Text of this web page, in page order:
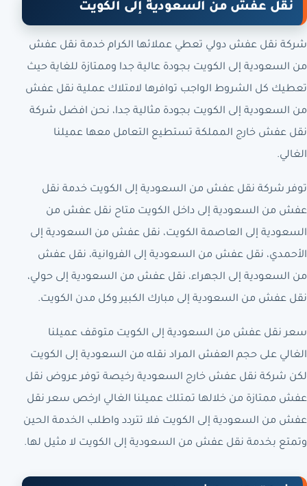
نقل عفش من السعودية إلى الكويت
شركة نقل عفش دولي تعطي عملائها الكرام خدمة نقل عفش
من السعودية إلى الكويت بجودة عالية جدا وممتازة للغاية حيث
تعطيك كل الشروط الواجب توافرها لامتلاك عملية نقل عفش
من السعودية إلى الكويت بجودة مثالية جدا، نحن افضل شركة
نقل عفش خارج المملكة تستطيع التعامل معها عميلنا
الغالي.
توفر شركة نقل عفش من السعودية إلى الكويت خدمة نقل
عفش من السعودية إلى داخل الكويت متاح نقل عفش من
السعودية إلى العاصمة الكويت، نقل عفش من السعودية إلى
الأحمدي، نقل عفش من السعودية إلى الفروانية، نقل عفش
من السعودية إلى الجهراء، نقل عفش من السعودية إلى حولي،
نقل عفش من السعودية إلى مبارك الكبير وكل مدن الكويت.
سعر نقل عفش من السعودية إلى الكويت متوقف عميلنا
الغالي على حجم العفش المراد نقله من السعودية إلى الكويت
لكن شركة نقل عفش خارج السعودية رخيصة توفر عروض نقل
عفش ممتازة من خلالها تمتلك عميلنا الغالي ارخص سعر نقل
عفش من السعودية إلى الكويت فلا تتردد واطلب الخدمة الحين
وتمتع بخدمة نقل عفش من السعودية إلى الكويت لا مثيل لها.